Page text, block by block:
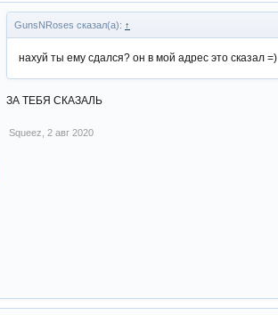
GunsNRoses сказал(а): ↑
нахуй ты ему сдался? он в мой адрес это сказал =)
ЗА ТЕБЯ СКАЗАЛЬ
Squeez 2 авг 2020